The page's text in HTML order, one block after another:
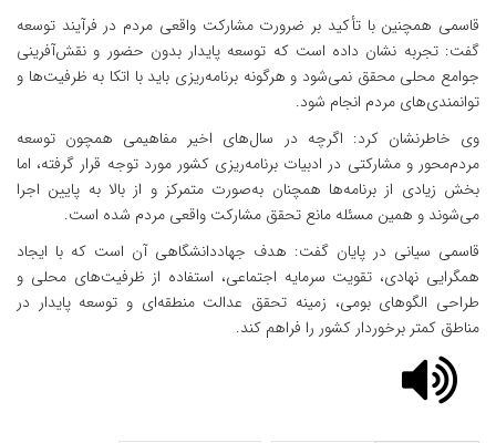
قاسمی همچنین با تأکید بر ضرورت مشارکت واقعی مردم در فرآیند توسعه
گفت: تجربه نشان داده است که توسعه پایدار بدون حضور و نقش‌آفرینی
جوامع محلی محقق نمی‌شود و هرگونه برنامه‌ریزی باید با اتکا به ظرفیت‌ها و
توانمندی‌های مردم انجام شود.
وی خاطرنشان کرد: اگرچه در سال‌های اخیر مفاهیمی همچون توسعه
مردم‌محور و مشارکتی در ادبیات برنامه‌ریزی کشور مورد توجه قرار گرفته، اما
بخش زیادی از برنامه‌ها همچنان به‌صورت متمرکز و از بالا به پایین اجرا
می‌شوند و همین مسئله مانع تحقق مشارکت واقعی مردم شده است.
قاسمی سیانی در پایان گفت: هدف جهاددانشگاهی آن است که با ایجاد
همگرایی نهادی، تقویت سرمایه اجتماعی، استفاده از ظرفیت‌های محلی و
طراحی الگوهای بومی، زمینه تحقق عدالت منطقه‌ای و توسعه پایدار در
مناطق کمتر برخوردار کشور را فراهم کند.